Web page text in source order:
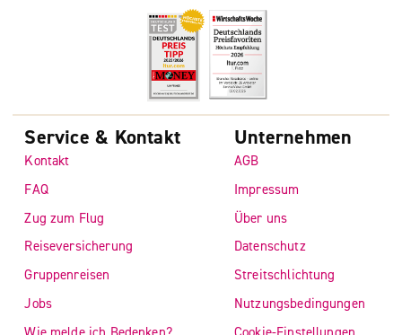
Service & Kontakt
Kontakt
FAQ
Zug zum Flug
Reiseversicherung
Gruppenreisen
Jobs
Unternehmen
AGB
Impressum
Über uns
Datenschutz
Streitschlichtung
Nutzungsbedingungen